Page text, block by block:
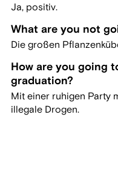
Ja, positiv.
What are you not
Die großen
How are you going
graduation?
Mit einer ruhigen Party
illegale Drogen.